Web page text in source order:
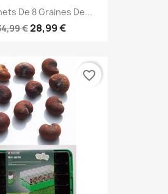
De 8 Graines De...
€28,99 €
favorite_border